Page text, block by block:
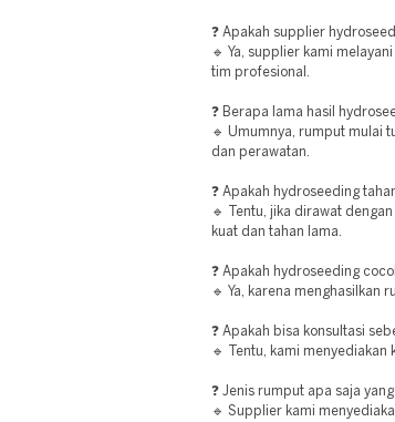
❓ Apakah supplier
🔹 Ya, supplier kami
tim profesional.
❓ Berapa lama hasil
🔹 Umumnya, rumput mulai
dan perawatan.
❓ Apakah hydroseeding
🔹 Tentu, jika dirawat
kuat dan tahan lama.
❓ Apakah hydroseeding
🔹 Ya, karena menghasilkan
❓ Apakah bisa konsultasi
🔹 Tentu, kami menyediakan
❓ Jenis rumput apa saja
🔹 Supplier kami